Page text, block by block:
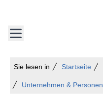
Sie lesen in Startseite
Unternehmen & Personen